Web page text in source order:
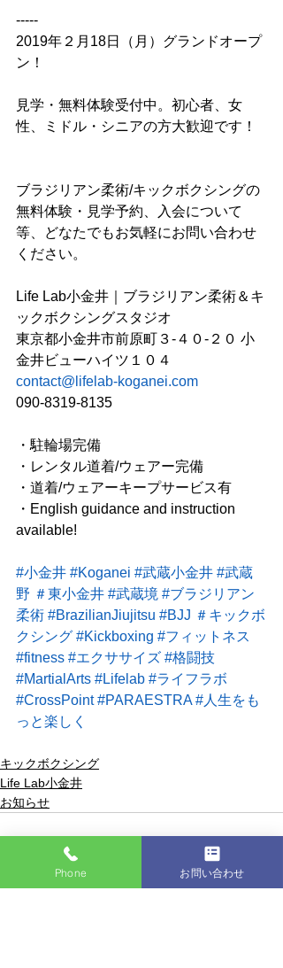
-----
2019年２月18日（月）グランドオープ
ン！
見学・無料体験受付中。初心者、女
性、ミドル・シニアの方大歓迎です！
ブラジリアン柔術/キックボクシングの
無料体験・見学予約、入会について
等、どなたでもお気軽にお問い合わせ
ください。
Life Lab小金井｜ブラジリアン柔術＆キ
ックボクシングスタジオ
東京都小金井市前原町３-４０-２０ 小
金井ビューハイツ１０４
contact@lifelab-koganei.com
090-8319-8135
・駐輪場完備
・レンタル道着/ウェアー完備
・道着/ウェアーキープサービス有
・English guidance and instruction
available!
#小金井 #Koganei #武蔵小金井 #武蔵
野 ＃東小金井 #武蔵境 #ブラジリアン
柔術 #BrazilianJiujitsu #BJJ ＃キックボ
クシング #Kickboxing #フィットネス
#fitness #エクササイズ #格闘技
#MartialArts #Lifelab #ライフラボ
#CrossPoint #PARAESTRA #人生をも
っと楽しく
キックボクシング
Life Lab小金井
お知らせ
Phone お問い合わせ